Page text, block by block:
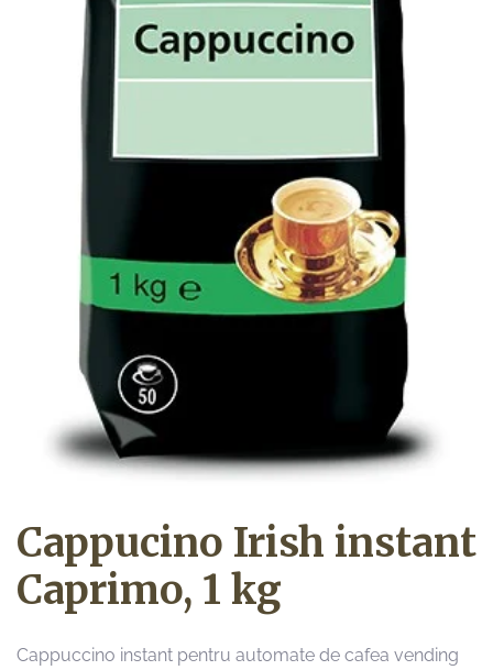
Cappucino Irish instant
Caprimo, 1 kg
Cappuccino instant pentru automate de cafea vending